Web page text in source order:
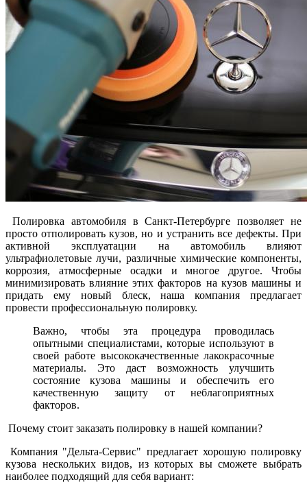
Полировка автомобиля в Санкт-Петербурге позволяет не
просто отполировать кузов, но и устранить все дефекты. При
активной эксплуатации на автомобиль влияют
ультрафиолетовые лучи, различные химические компоненты,
коррозия, атмосферные осадки и многое другое. Чтобы
минимизировать влияние этих факторов на кузов машины и
придать ему новый блеск, наша компания предлагает
провести профессиональную полировку.
Важно, чтобы эта процедура проводилась
опытными специалистами, которые используют в
своей работе высококачественные лакокрасочные
материалы. Это даст возможность улучшить
состояние кузова машины и обеспечить его
качественную защиту от неблагоприятных
факторов.
Почему стоит заказать полировку в нашей компании?
Компания "Дельта-Сервис" предлагает хорошую полировку
кузова нескольких видов, из которых вы сможете выбрать
наиболее подходящий для себя вариант: